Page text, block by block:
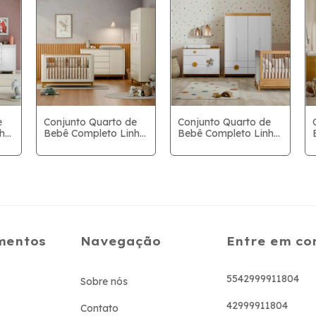
Conjunto Quarto de
Bebê Completo Linha
Wood
Conjunto Quarto de
Bebê Completo Linha
Soft /Eco Wood -
Navegação
Sobre nós
Contato
Entre em
5542999911804
42999911804